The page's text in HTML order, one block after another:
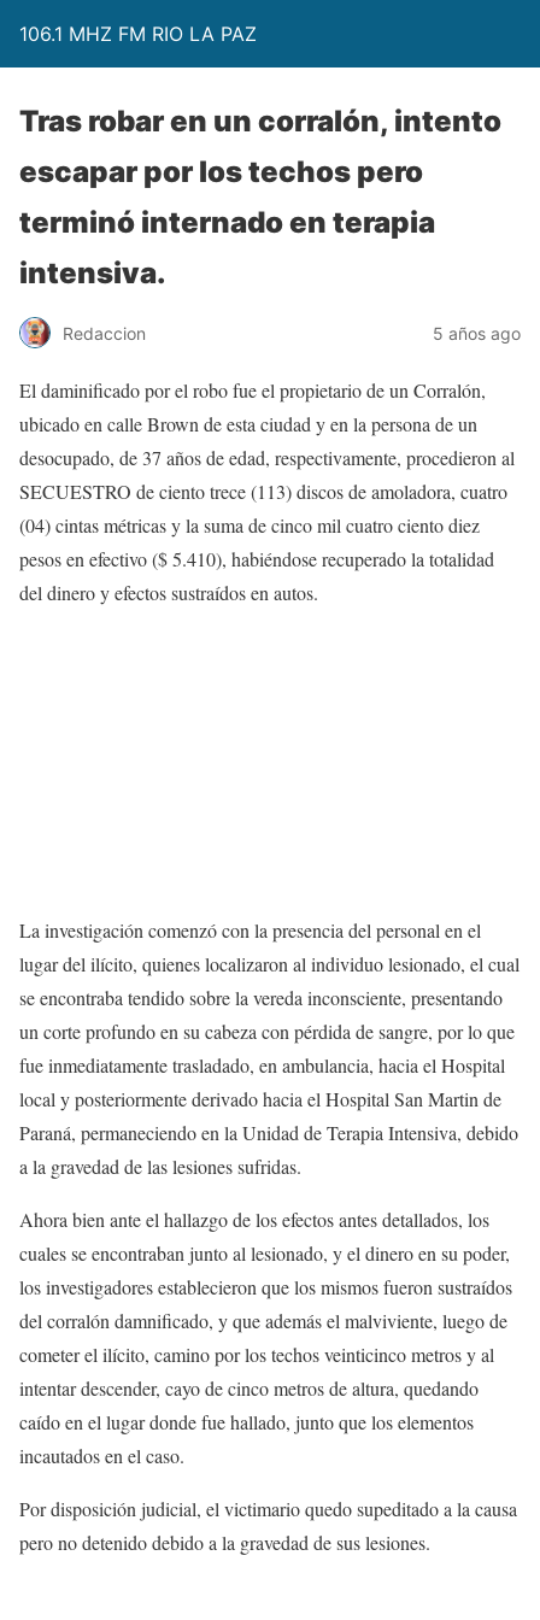
106.1 MHZ FM RIO LA PAZ
Tras robar en un corralón, intento
escapar por los techos pero
terminó internado en terapia
intensiva.
Redaccion 5 años ago
El daminificado por el robo fue el propietario de un Corralón,
ubicado en calle Brown de esta ciudad y en la persona de un
desocupado, de 37 años de edad, respectivamente, procedieron al
SECUESTRO de ciento trece (113) discos de amoladora, cuatro
(04) cintas métricas y la suma de cinco mil cuatro ciento diez
pesos en efectivo ($ 5.410), habiéndose recuperado la totalidad
del dinero y efectos sustraídos en autos.
La investigación comenzó con la presencia del personal en el
lugar del ilícito, quienes localizaron al individuo lesionado, el cual
se encontraba tendido sobre la vereda inconsciente, presentando
un corte profundo en su cabeza con pérdida de sangre, por lo que
fue inmediatamente trasladado, en ambulancia, hacia el Hospital
local y posteriormente derivado hacia el Hospital San Martin de
Paraná, permaneciendo en la Unidad de Terapia Intensiva, debido
a la gravedad de las lesiones sufridas.
Ahora bien ante el hallazgo de los efectos antes detallados, los
cuales se encontraban junto al lesionado, y el dinero en su poder,
los investigadores establecieron que los mismos fueron sustraídos
del corralón damnificado, y que además el malviviente, luego de
cometer el ilícito, camino por los techos veinticinco metros y al
intentar descender, cayo de cinco metros de altura, quedando
caído en el lugar donde fue hallado, junto que los elementos
incautados en el caso.
Por disposición judicial, el victimario quedo supeditado a la causa
pero no detenido debido a la gravedad de sus lesiones.